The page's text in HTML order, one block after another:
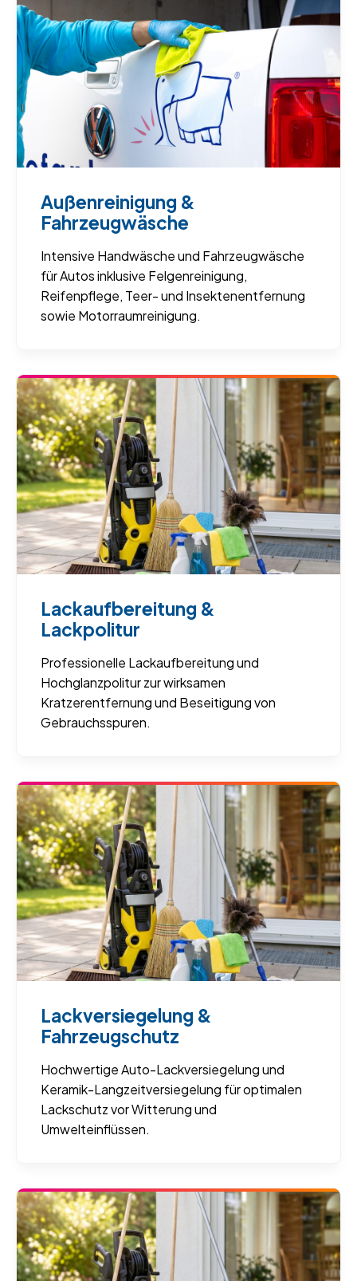
Außenreinigung &
Fahrzeugwäsche
Intensive Handwäsche und Fahrzeugwäsche
für Autos inklusive Felgenreinigung,
Reifenpflege, Teer- und Insektenentfernung
sowie Motorraumreinigung.
Lackaufbereitung &
Lackpolitur
Professionelle Lackaufbereitung und
Hochglanzpolitur zur wirksamen
Kratzerentfernung und Beseitigung von
Gebrauchsspuren.
Lackversiegelung &
Fahrzeugschutz
Hochwertige Auto-Lackversiegelung und
Keramik-Langzeitversiegelung für optimalen
Lackschutz vor Witterung und
Umwelteinflüssen.